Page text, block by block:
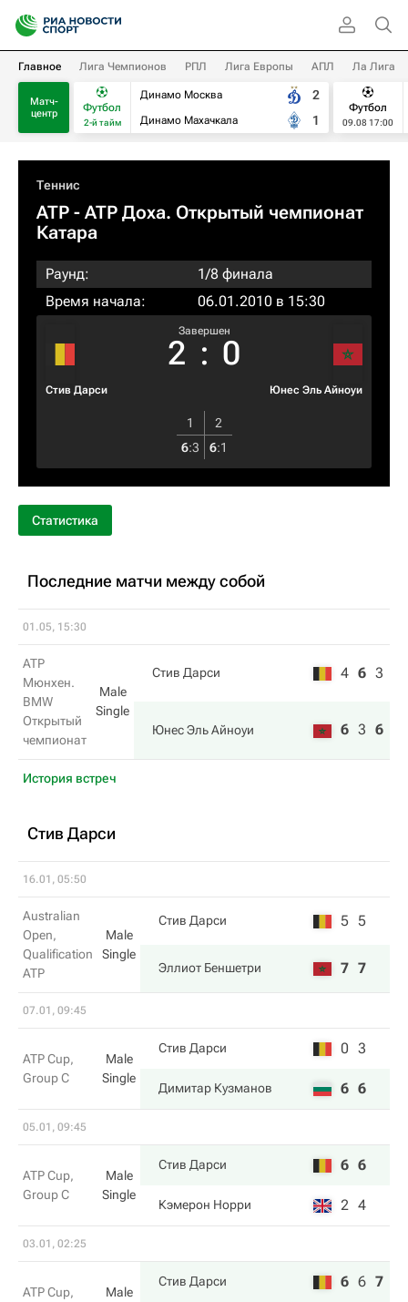
Главное Лига Чемпионов РПЛ Лига Европы АПЛ Ла Лига
Матч-
центр
Футбол
2-й тайм
Динамо Москва
Динамо Махачкала
2
1
Футбол
09.08 17:00
Теннис
ATP - ATP Доха. Открытый чемпионат
Катара
Раунд:
1/8 финала
Время начала:
06.01.2010 в 15:30
Стив Дарси
Завершен
2 : 0
Юнес Эль Айноуи
1
2
6:3 6:1
Статистика
Последние матчи между собой
01.05, 15:30
ATP
Мюнхен.
BMW
Открытый
чемпионат
Male
Single
Стив Дарси 4 6 3
Юнес Эль Айноуи 6 3 6
История встреч
Стив Дарси
16.01, 05:50
Australian
Open,
Qualification
ATP
Male
Single
Стив Дарси 5 5
Эллиот Беншетри 7 7
07.01, 09:45
ATP Cup,
Group C
Male
Single
Стив Дарси 0 3
Димитар Кузманов 6 6
05.01, 09:45
ATP Cup,
Group C
Male
Single
Стив Дарси 6 6
Кэмерон Норри 2 4
03.01, 02:25
ATP Cup,
Male
Стив Дарси 6 6 7